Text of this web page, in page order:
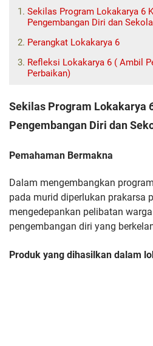
Sekilas Program Lokakarya 6
Pengembangan Diri dan
Perangkat Lokakarya 6
Refleksi Lokakarya 6 ( Ambil
Perbaikan)
Sekilas Program Lokakarya
Pengembangan Diri dan
Pemahaman Bermakna
Dalam mengembangkan
pada murid diperlukan prakarsa
mengedepankan pelibatan
pengembangan diri yang
Produk yang dihasilkan dalam